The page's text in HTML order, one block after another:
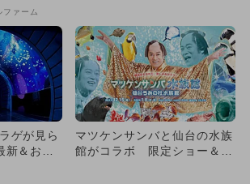
ファーム
喫
ゲが見ら
＆おす
マツケンサンバと仙台の水族
館がコラボ 限定ショー＆展